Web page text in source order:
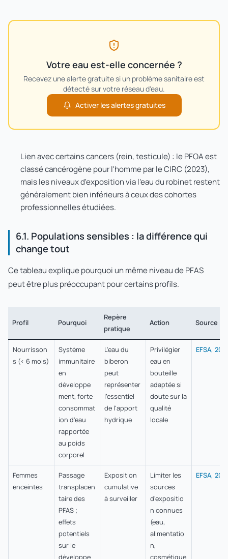
Votre eau est-elle concernée ?
Recevez une alerte gratuite si un problème sanitaire est
détecté sur votre réseau d'eau.
Activer les alertes gratuites
Lien avec certains cancers (rein, testicule) : le PFOA est
classé cancérogène pour l'homme par le CIRC (2023),
mais les niveaux d'exposition via l'eau du robinet restent
généralement bien inférieurs à ceux des cohortes
professionnelles étudiées.
6.1. Populations sensibles : la différence qui
change tout
Ce tableau explique pourquoi un même niveau de PFAS
peut être plus préoccupant pour certains profils.
Profil Pourquoi
Repère
pratique
Action Source
Nourrisson
s (< 6 mois)
Système
immunitaire
en
développe
ment, forte
consommat
ion d'eau
rapportée
au poids
corporel
L'eau du
biberon
peut
représenter
l'essentiel
de l'apport
hydrique
Privilégier
eau en
bouteille
adaptée si
doute sur la
qualité
locale
EFSA,
Femmes
enceintes
Passage
transplacen
taire des
PFAS ;
effets
potentiels
sur le
développe
Exposition
cumulative
à surveiller
Limiter les
sources
d'expositio
n connues
(eau,
alimentatio
n,
cosmétique
EFSA,